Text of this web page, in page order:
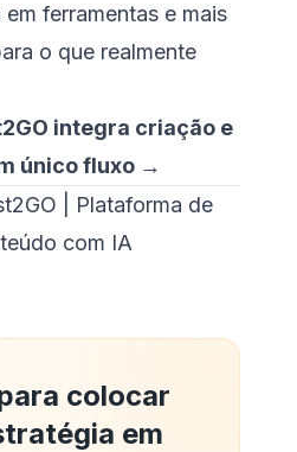
ferramentas e mais
o que realmente
integra criação e
único fluxo →
| Plataforma de
com IA
colocar
em